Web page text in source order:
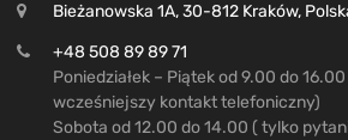
Bieżanowska 1A, 30-812 Kraków,
+48 508 89 89 71
Poniedziałek – Piątek od 9.00 do
wcześniejszy kontakt telefoniczny)
Sobota od 12.00 do 14.00 ( tylko